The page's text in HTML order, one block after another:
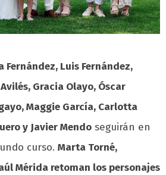
Luis Fernández,
Gracia Olayo, Óscar
Maggie García, Carlotta
y Javier Mendo seguirán en
curso. Marta Torné,
Mérida retoman los personajes